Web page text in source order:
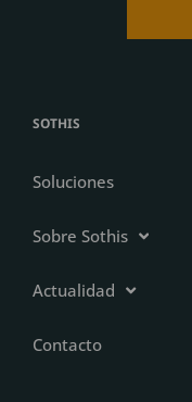
SOTHIS
Soluciones
Sobre Sothis
Actualidad
Contacto